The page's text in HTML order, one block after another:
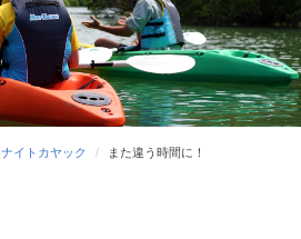
ナイトカヤック また違う時間に！